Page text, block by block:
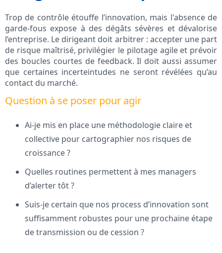
Trop de contrôle étouffe l’innovation, mais l'absence de
garde-fous expose à des dégâts sévères et dévalorise
l’entreprise. Le dirigeant doit arbitrer : accepter une part
de risque maîtrisé, privilégier le pilotage agile et prévoir
des boucles courtes de feedback. Il doit aussi assumer
que certaines incerteintudes ne seront révélées qu’au
contact du marché.
Question à se poser pour agir
Ai-je mis en place une méthodologie claire et
collective pour cartographier nos risques de
croissance ?
Quelles routines permettent à mes managers
d’alerter tôt ?
Suis-je certain que nos process d’innovation sont
suffisamment robustes pour une prochaine étape
de transmission ou de cession ?